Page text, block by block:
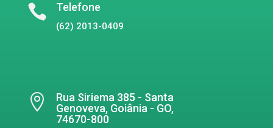
 Telefone
(62) 2013-0409

Rua Siriema 385 - Santa
Genoveva, Goiânia - GO,
74670-800